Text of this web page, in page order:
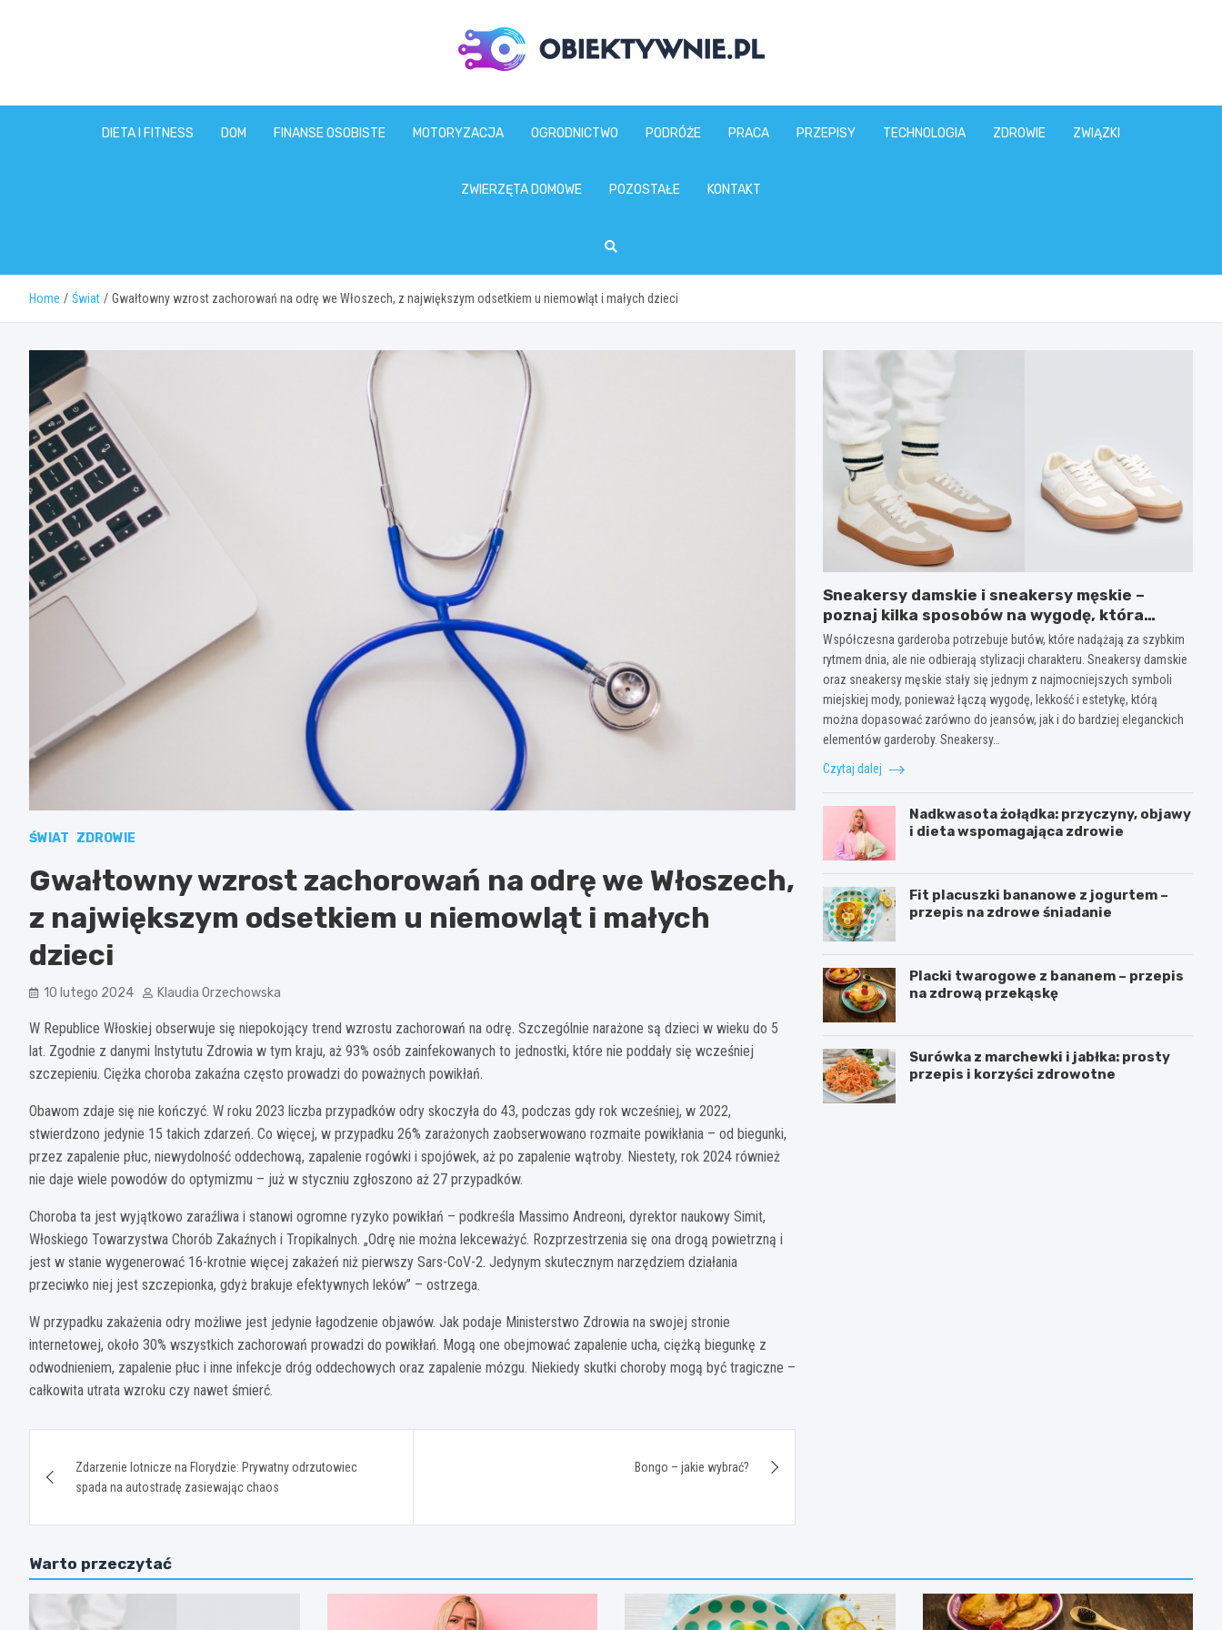
obiektywnie.pl
DIETA I FITNESS DOM FINANSE OSOBISTE MOTORYZACJA OGRODNICTWO PODRÓŻE PRACA PRZEPISY TECHNOLOGIA ZDROWIE ZWIĄZKI
ZWIERZĘTA DOMOWE POZOSTAŁE KONTAKT
Home Świat Gwałtowny wzrost zachorowań na odrę we Włoszech, z największym odsetkiem u niemowląt i małych dzieci
ŚWIAT ZDROWIE
Gwałtowny wzrost zachorowań na odrę we Włoszech,
z największym odsetkiem u niemowląt i małych
dzieci
10 lutego 2024 Klaudia Orzechowska
W Republice Włoskiej obserwuje się niepokojący trend wzrostu zachorowań na odrę. Szczególnie narażone są dzieci w wieku do 5
lat. Zgodnie z danymi Instytutu Zdrowia w tym kraju, aż 93% osób zainfekowanych to jednostki, które nie poddały się wcześniej
szczepieniu. Ciężka choroba zakaźna często prowadzi do poważnych powikłań.
Obawom zdaje się nie kończyć. W roku 2023 liczba przypadków odry skoczyła do 43, podczas gdy rok wcześniej, w 2022,
stwierdzono jedynie 15 takich zdarzeń. Co więcej, w przypadku 26% zarażonych zaobserwowano rozmaite powikłania – od biegunki,
przez zapalenie płuc, niewydolność oddechową, zapalenie rogówki i spojówek, aż po zapalenie wątroby. Niestety, rok 2024 również
nie daje wiele powodów do optymizmu – już w styczniu zgłoszono aż 27 przypadków.
Choroba ta jest wyjątkowo zaraźliwa i stanowi ogromne ryzyko powikłań – podkreśla Massimo Andreoni, dyrektor naukowy Simit,
Włoskiego Towarzystwa Chorób Zakaźnych i Tropikalnych. „Odrę nie można lekceważyć. Rozprzestrzenia się ona drogą powietrzną i
jest w stanie wygenerować 16-krotnie więcej zakażeń niż pierwszy Sars-CoV-2. Jedynym skutecznym narzędziem działania
przeciwko niej jest szczepionka, gdyż brakuje efektywnych leków” – ostrzega.
W przypadku zakażenia odry możliwe jest jedynie łagodzenie objawów. Jak podaje Ministerstwo Zdrowia na swojej stronie
internetowej, około 30% wszystkich zachorowań prowadzi do powikłań. Mogą one obejmować zapalenie ucha, ciężką biegunkę z
odwodnieniem, zapalenie płuc i inne infekcje dróg oddechowych oraz zapalenie mózgu. Niekiedy skutki choroby mogą być tragiczne –
całkowita utrata wzroku czy nawet śmierć.
wpisu
Zdarzenie lotnicze na Florydzie: Prywatny odrzutowiec
spada na autostradę zasiewając chaos
Bongo – jakie wybrać?
Sneakersy damskie i sneakersy męskie –
poznaj kilka sposobów na wygodę, która
wygląda modnie każdego dnia
Współczesna garderoba potrzebuje butów, które nadążają za szybkim
rytmem dnia, ale nie odbierają stylizacji charakteru. Sneakersy damskie
oraz sneakersy męskie stały się jednym z najmocniejszych symboli
miejskiej mody, ponieważ łączą wygodę, lekkość i estetykę, którą
można dopasować zarówno do jeansów, jak i do bardziej eleganckich
elementów garderoby. Sneakersy…
Czytaj dalej
Nadkwasota żołądka: przyczyny, objawy
i dieta wspomagająca zdrowie
Fit placuszki bananowe z jogurtem –
przepis na zdrowe śniadanie
Placki twarogowe z bananem – przepis
na zdrową przekąskę
Surówka z marchewki i jabłka: prosty
przepis i korzyści zdrowotne
Warto przeczytać